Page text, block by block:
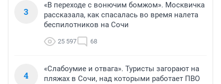
3
«В переходе с вонючим бомжом». Москвичка
рассказала, как спасалась во время налета
беспилотников на Сочи
25 597 68
4
«Слабоумие и отвага». Туристы загорают на
пляжах в Сочи, над которыми работает ПВО